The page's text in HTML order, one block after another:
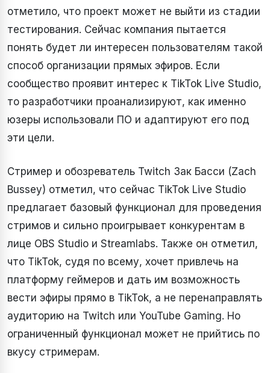
отметило, что проект может не выйти из стадии
тестирования. Сейчас компания пытается
понять будет ли интересен пользователям такой
способ организации прямых эфиров. Если
сообщество проявит интерес к TikTok Live Studio,
то разработчики проанализируют, как именно
юзеры использовали ПО и адаптируют его под
эти цели.
Стример и обозреватель Twitch Зак Басси (Zach
Bussey) отметил, что сейчас TikTok Live Studio
предлагает базовый функционал для проведения
стримов и сильно проигрывает конкурентам в
лице OBS Studio и Streamlabs. Также он отметил,
что TikTok, судя по всему, хочет привлечь на
платформу геймеров и дать им возможность
вести эфиры прямо в TikTok, а не перенаправлять
аудиторию на Twitch или YouTube Gaming. Но
ограниченный функционал может не прийтись по
вкусу стримерам.